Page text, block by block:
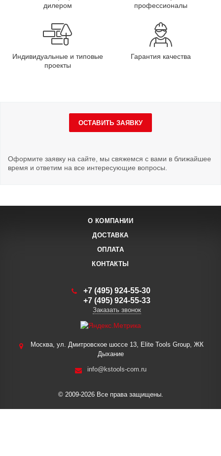
дилером
профессионалы
Индивидуальные и типовые
проекты
Гарантия качества
ОСТАВИТЬ ЗАЯВКУ
Оформите заявку на сайте, мы свяжемся с вами в ближайшее
время и ответим на все интересующие вопросы.
О КОМПАНИИ
ДОСТАВКА
ОПЛАТА
КОНТАКТЫ
+7 (495) 924-55-30
+7 (495) 924-55-33
Заказать звонок
Москва, ул. Дмитровское шоссе 13, Elite Tools Group, ЖК
Дыхание
info@kstools-com.ru
© 2009-2026 Все права защищены.